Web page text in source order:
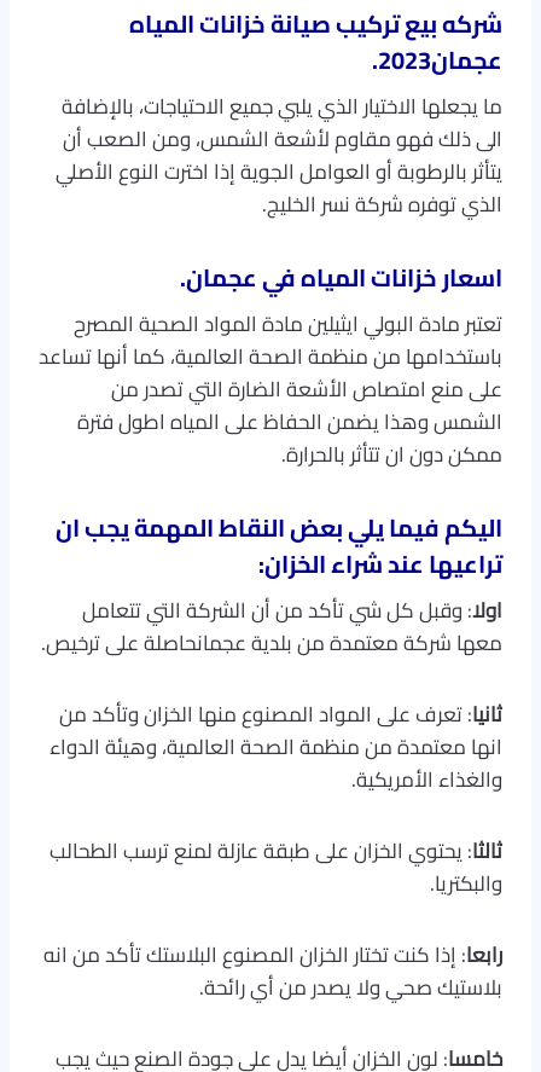
شركه بيع تركيب صيانة خزانات المياه
عجمان2023.
ما يجعلها الاختيار الذي يلبي جميع الاحتياجات، بالإضافة
الى ذلك فهو مقاوم لأشعة الشمس، ومن الصعب أن
يتأثر بالرطوبة أو العوامل الجوية إذا اخترت النوع الأصلي
الذي توفره شركة نسر الخليج.
اسعار خزانات المياه في عجمان.
تعتبر مادة البولي ايثيلين مادة المواد الصحية المصرح
باستخدامها من منظمة الصحة العالمية، كما أنها تساعد
على منع امتصاص الأشعة الضارة التي تصدر من
الشمس وهذا يضمن الحفاظ على المياه اطول فترة
ممكن دون ان تتأثر بالحرارة.
اليكم فيما يلي بعض النقاط المهمة يجب ان
تراعيها عند شراء الخزان:
اولا: وقبل كل شي تأكد من أن الشركة التي تتعامل
معها شركة معتمدة من بلدية عجمانحاصلة على ترخيص.
ثانيا: تعرف على المواد المصنوع منها الخزان وتأكد من
انها معتمدة من منظمة الصحة العالمية، وهيئة الدواء
والغذاء الأمريكية.
ثالثا: يحتوي الخزان على طبقة عازلة لمنع ترسب الطحالب
والبكتريا.
رابعا: إذا كنت تختار الخزان المصنوع البلاستك تأكد من انه
بلاستيك صحي ولا يصدر من أي رائحة.
خامسا: لون الخزان أيضا يدل على جودة الصنع حيث يجب